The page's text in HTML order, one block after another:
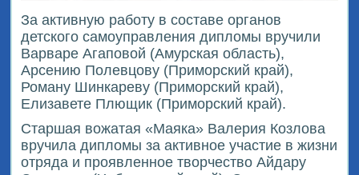
За активную работу в составе органов
детского самоуправления дипломы вручили
Варваре Агаповой (Амурская область),
Арсению Полевцову (Приморский край),
Роману Шинкареву (Приморский край),
Елизавете Плющик (Приморский край).
Старшая вожатая «Маяка» Валерия Козлова
вручила дипломы за активное участие в жизни
отряда и проявленное творчество Айдару